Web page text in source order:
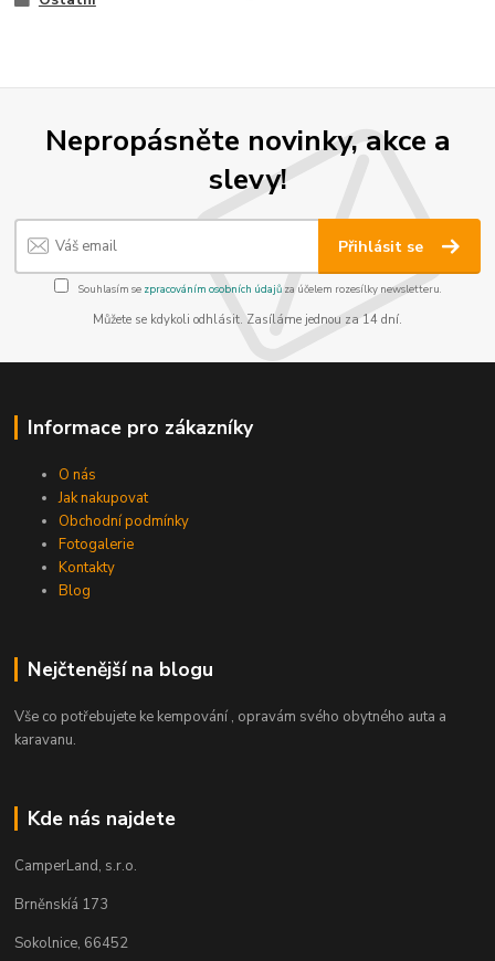
Nepropásněte novinky, akce a
slevy!
Přihlásit se
Souhlasím se zpracováním osobních údajůza účelem rozesílky newsletteru.
Můžete se kdykoli odhlásit. Zasíláme jednou za 14 dní.
Informace pro zákazníky
O nás
Jak nakupovat
Obchodní podmínky
Fotogalerie
Kontakty
Blog
Nejčtenější na blogu
Vše co potřebujete ke kempování , opravám svého obytného auta a
karavanu.
Kde nás najdete
CamperLand, s.r.o.
Brněnskíá 173
Sokolnice, 66452